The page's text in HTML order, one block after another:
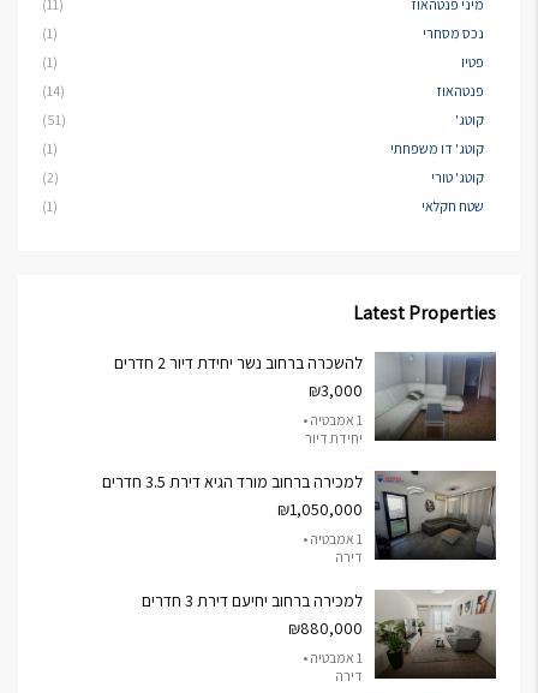
מיני פנטהאוז
(11)
נכס מסחרי
(1)
פטיו
(1)
פנטהאוז
(14)
קוטג'
(51)
קוטג' דו משפחתי
(1)
קוטג' טורי
(2)
שטח חקלאי
(1)
Latest Properties
להשכרה ברחוב נשר יחידת דיור 2 חדרים
₪3,000
1 אמבטיה •
יחידת דיור
למכירה ברחוב מורד הגיא דירת 3.5 חדרים
₪1,050,000
1 אמבטיה •
דירה
למכירה ברחוב יחיעם דירת 3 חדרים
₪880,000
1 אמבטיה •
דירה